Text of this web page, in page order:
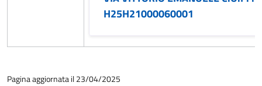
H25H21000060001
Pagina aggiornata il 23/04/2025